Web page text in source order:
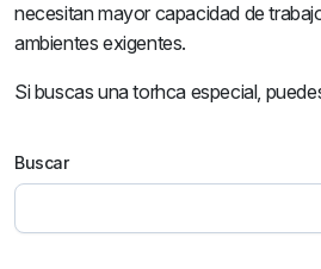
necesitan mayor capacidad de
ambientes exigentes.
Si buscas una torhca especial,
Buscar